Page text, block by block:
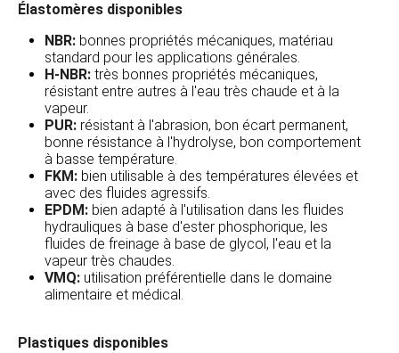
Élastomères disponibles
NBR: bonnes propriétés mécaniques, matériau
standard pour les applications générales.
H-NBR: très bonnes propriétés mécaniques,
résistant entre autres à l'eau très chaude et à la
vapeur.
PUR: résistant à l'abrasion, bon écart permanent,
bonne résistance à l'hydrolyse, bon comportement
à basse température.
FKM: bien utilisable à des températures élevées et
avec des fluides agressifs.
EPDM: bien adapté à l'utilisation dans les fluides
hydrauliques à base d'ester phosphorique, les
fluides de freinage à base de glycol, l'eau et la
vapeur très chaudes.
VMQ: utilisation préférentielle dans le domaine
alimentaire et médical.
Plastiques disponibles